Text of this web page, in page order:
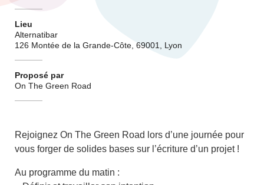
Lieu
Alternatibar
126 Montée de la Grande-Côte, 69001, Lyon
Proposé par
On The Green Road
Rejoignez On The Green Road lors d’une journée pour
vous forger de solides bases sur l’écriture d’un projet !
Au programme du matin :